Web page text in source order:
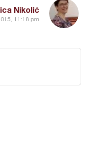
Nikolić
11:18 pm